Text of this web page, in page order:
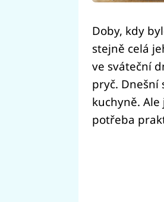
Doby, kdy
stejně celá
ve sváteční
pryč. Dnešní
kuchyně.
potřeba